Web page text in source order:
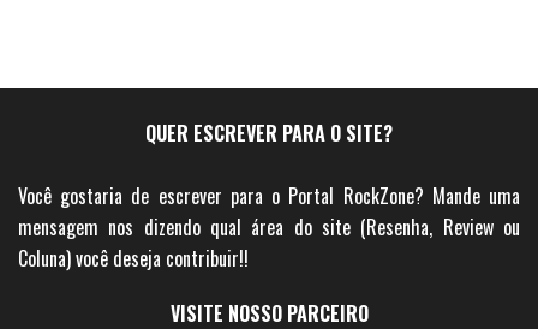
QUER ESCREVER PARA O SITE?
Você gostaria de escrever para o Portal RockZone? Mande uma
mensagem nos dizendo qual área do site (Resenha, Review ou
Coluna) você deseja contribuir!!
VISITE NOSSO PARCEIRO